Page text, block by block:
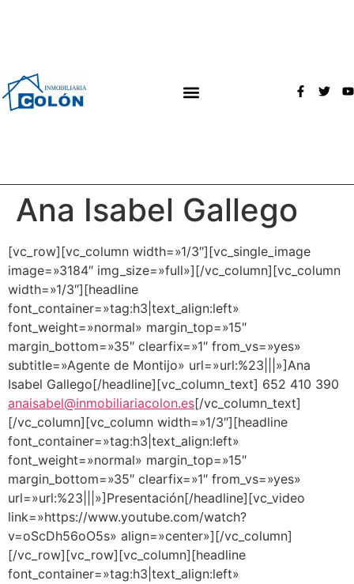
Ana Isabel Gallego
[vc_row][vc_column width=»1/3″][vc_single_image
image=»3184″ img_size=»full»][/vc_column][vc_column
width=»1/3″][headline
font_container=»tag:h3|text_align:left»
font_weight=»normal» margin_top=»15″
margin_bottom=»35″ clearfix=»1″ from_vs=»yes»
subtitle=»Agente de Montijo» url=»url:%23|||»]Ana
Isabel Gallego[/headline][vc_column_text] 652 410 390
anaisabel@inmobiliariacolon.es[/vc_column_text]
[/vc_column][vc_column width=»1/3″][headline
font_container=»tag:h3|text_align:left»
font_weight=»normal» margin_top=»15″
margin_bottom=»35″ clearfix=»1″ from_vs=»yes»
url=»url:%23|||»]Presentación[/headline][vc_video
link=»https://www.youtube.com/watch?
v=oScDh56oO5s» align=»center»][/vc_column]
[/vc_row][vc_row][vc_column][headline
font_container=»tag:h3|text_align:left»